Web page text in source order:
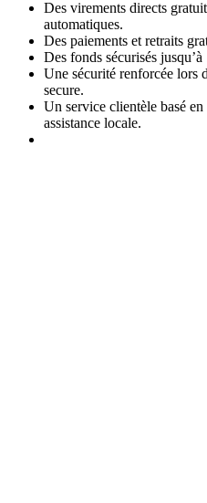
Des virements directs
automatiques.
Des paiements et retraits
Des fonds sécurisés
Une sécurité renforcée lors
secure.
Un service clientèle basé
assistance locale.